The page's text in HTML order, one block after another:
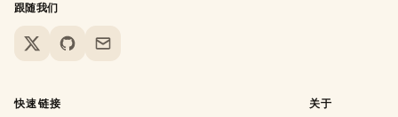
跟随我们
X GitHubEmail
快速链接 关于